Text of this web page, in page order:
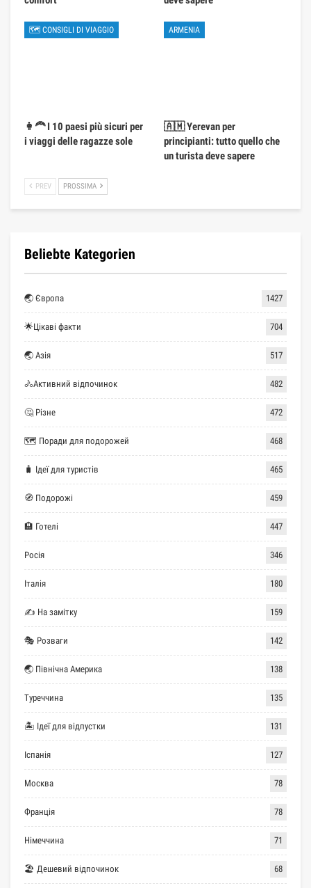
🗺 CONSIGLI DI VIAGGIO
👩‍🦰 I 10 paesi più sicuri per
i viaggi delle ragazze sole
ARMENIA
🇦🇲 Yerevan per
principianti: tutto quello che
un turista deve sapere
PREV PROSSIMA
Beliebte Kategorien
🌏 Європа 1427
🌟Цікаві факти 704
🌏 Азія 517
🚴Активний відпочинок 482
🤔 Різне 472
🗺 Поради для подорожей 468
🧳 Ідеї для туристів 465
🧭 Подорожі 459
🏨 Готелі 447
Росія 346
Італія 180
✍ На замітку 159
🎭 Розваги 142
🌏 Північна Америка 138
Туреччина 135
🏝 Ідеї для відпустки 131
Іспанія 127
Москва 78
Франція 78
Німеччина 71
🏖 Дешевий відпочинок 68